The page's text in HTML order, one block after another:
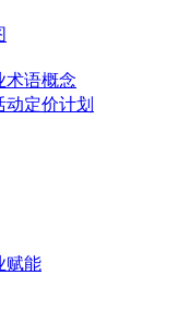
术语概念
动定价计划
赋能